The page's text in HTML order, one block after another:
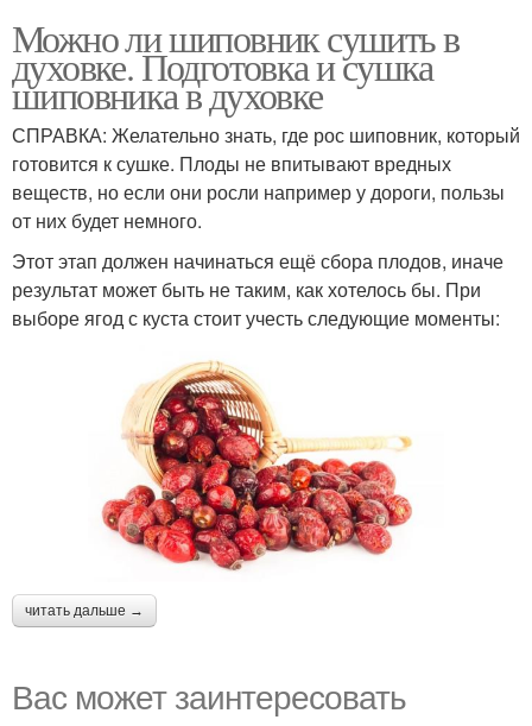
Можно ли шиповник сушить в
духовке. Подготовка и сушка
шиповника в духовке
СПРАВКА: Желательно знать, где рос шиповник, который
готовится к сушке. Плоды не впитывают вредных
веществ, но если они росли например у дороги, пользы
от них будет немного.
Этот этап должен начинаться ещё сбора плодов, иначе
результат может быть не таким, как хотелось бы. При
выборе ягод с куста стоит учесть следующие моменты:
читать дальше →
Вас может заинтересовать